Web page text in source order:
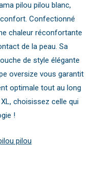
pilou pilou blanc,
Confectionné
chaleur réconfortante
de la peau. Sa
de style élégante
oversize vous garantit
optimale tout au long
choisissez celle qui
!
pilou